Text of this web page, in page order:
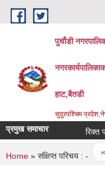
Skip to main content
पुर्चौडी
हाट,बैतडी
सुदुरपश्चिम
प्रमुख समाचार रिक्त
«
You are
Home » संक्षिप्त परिचय : -